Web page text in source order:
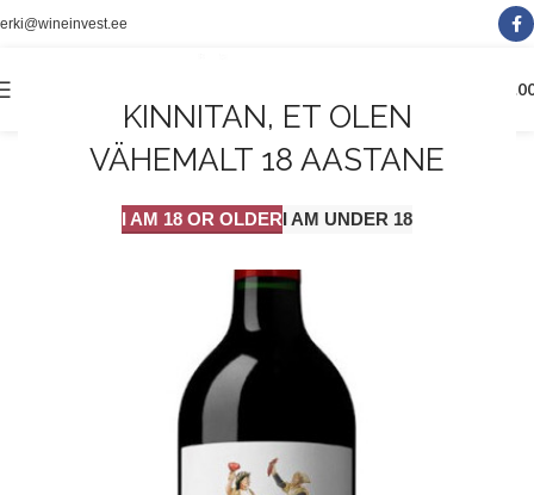
KINNITAN, ET OLEN
VÄHEMALT 18 AASTANE
I AM 18 OR OLDERI AM UNDER 18
erki@wineinvest.ee